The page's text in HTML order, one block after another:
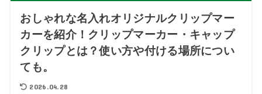
おしゃれな名入れオリジナルクリップマー
カーを紹介！クリップマーカー・キャップ
クリップとは？使い方や付ける場所につい
ても。
2026.04.28